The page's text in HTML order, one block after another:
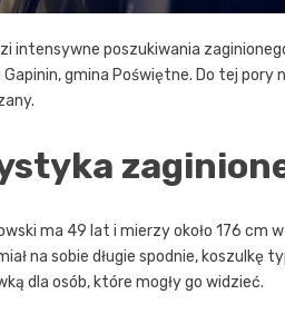
intensywne poszukiwania
gmina Poświętne. Do tej
ma 49 lat i mierzy około 176 cm
na sobie długie spodnie, koszulkę
dla osób, które mogły go widzieć.